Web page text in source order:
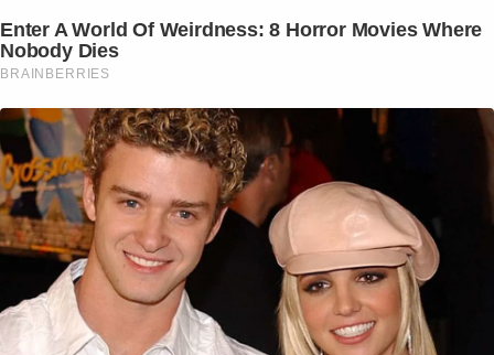
Enter A World Of Weirdness: 8 Horror Movies Where
Nobody Dies
BRAINBERRIES